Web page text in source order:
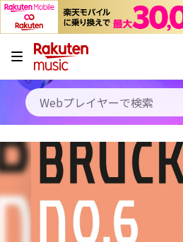
キャンペーン
料金プラン
使い方
初回30日間無料お試し